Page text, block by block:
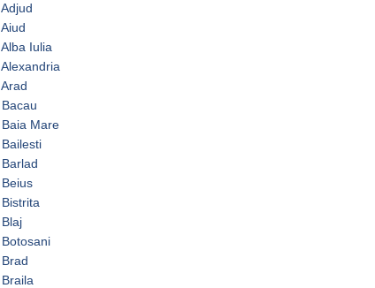
Adjud
Aiud
Alba Iulia
Alexandria
Arad
Bacau
Baia Mare
Bailesti
Barlad
Beius
Bistrita
Blaj
Botosani
Brad
Braila